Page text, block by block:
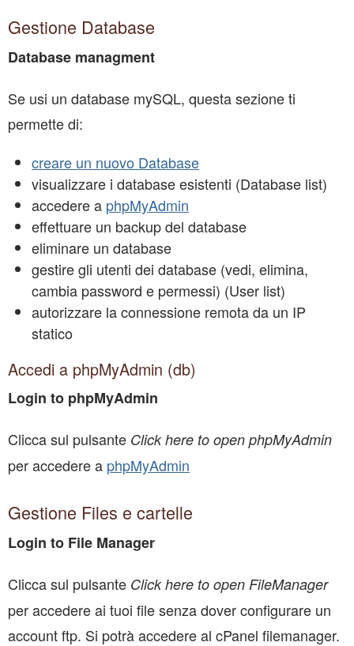
Gestione Database
Database managment
Se usi un database mySQL, questa sezione ti
permette di:
creare un nuovo Database
visualizzare i database esistenti (Database list)
accedere a phpMyAdmin
effettuare un backup del database
eliminare un database
gestire gli utenti dei database (vedi, elimina,
cambia password e permessi) (User list)
autorizzare la connessione remota da un IP
statico
Accedi a phpMyAdmin (db)
Login to phpMyAdmin
Clicca sul pulsante Click here to open phpMyAdmin
per accedere a phpMyAdmin
Gestione Files e cartelle
Login to File Manager
Clicca sul pulsante Click here to open FileManager
per accedere ai tuoi file senza dover configurare un
account ftp. Si potrà accedere al cPanel filemanager.